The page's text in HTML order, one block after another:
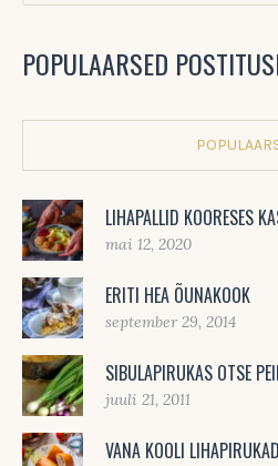
POPULAARSED
LIHAPALLID KOORESES
mai 12, 2020
ERITI HEA ÕUNAKOOK
september 29, 2014
SIBULAPIRUKAS OTSE
juuli 21, 2011
VANA KOOLI